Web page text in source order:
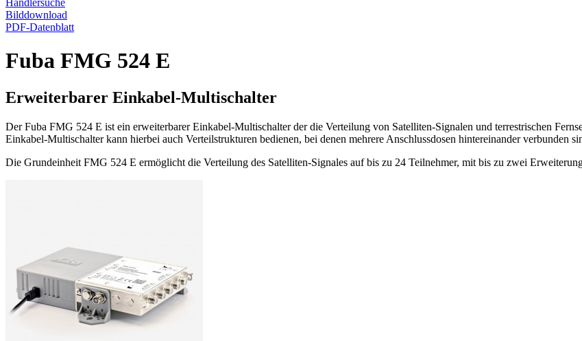
Händlersuche
Bilddownload
PDF-Datenblatt
Fuba FMG 524 E
Erweiterbarer Einkabel-Multischalter
Der Fuba FMG 524 E ist ein erweiterbarer Einkabel-Multischalter der die Verteilung von Satelliten-Signalen und terrestrischen
Einkabel-Multischalter kann hierbei auch Verteilstrukturen bedienen, bei denen mehrere Anschlussdosen hintereinander verbunden
Die Grundeinheit FMG 524 E ermöglicht die Verteilung des Satelliten-Signales auf bis zu 24 Teilnehmer, mit bis zu zwei